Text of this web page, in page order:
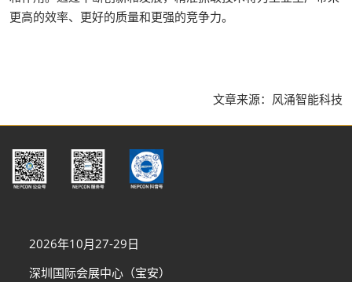
更高的效率、更好的质量和更强的竞争力。
文章来源：风涌智能科技
2026年10月27-29日
深圳国际会展中心（宝安）